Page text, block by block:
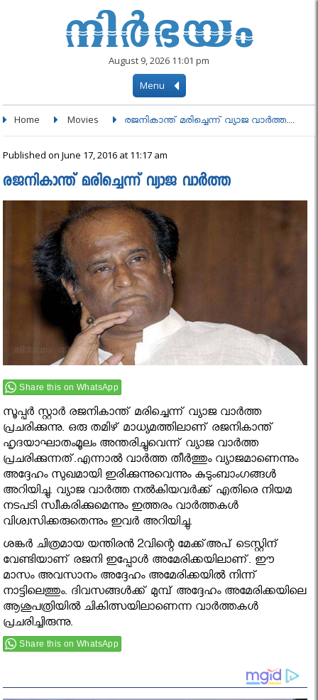
August 9, 2026 11:01 pm
Menu
Home Movies രജനികാന്ത് മരിച്ചെന്ന് വ്യാജ വാര്‍ത്ത....
Published on June 17, 2016 at 11:17 am
രജനികാന്ത് മരിച്ചെന്ന് വ്യാജ വാര്‍ത്ത
Share this on WhatsApp
സൂപ്പര്‍ സ്റ്റാര്‍ രജനികാന്ത് മരിച്ചെന്ന് വ്യാജ വാര്‍ത്ത
പ്രചരിക്കുന്നു. ഒരു തമിഴ് മാധ്യമത്തിലാണ് രജനികാന്ത്
ഹൃദയാഘാതംമൂലം അന്തരിച്ചുവെന്ന് വ്യാജ വാര്‍ത്ത
പ്രചരിക്കുന്നത്.എന്നാൽ വാർത്ത തീർത്തും വ്യാജമാണെന്നും
അദ്ദേഹം സുഖമായി ഇരിക്കുന്നുവെന്നും കുടുംബാംഗങ്ങൾ
അറിയിച്ചു. വ്യാജ വാര്‍ത്ത നല്‍കിയവര്‍ക്ക് എതിരെ നിയമ
നടപടി സ്വീകരിക്കുമെന്നും ഇത്തരം വാര്‍ത്തകള്‍
വിശ്വസിക്കരുതെന്നും ഇവര്‍ അറിയിച്ചു.
ശങ്കർ ചിത്രമായ യന്തിരൻ 2വിന്റെ മേക്ക്അപ് ടെസ്റ്റിന്
വേണ്ടിയാണ് രജനി ഇപ്പോള്‍ അമേരിക്കയിലാണ്. ഈ
മാസം അവസാനം അദ്ദേഹം അമേരിക്കയിൽ നിന്ന്
നാട്ടിലെത്തും. ദിവസങ്ങള്‍ക്ക് മുമ്പ് അദ്ദേഹം അമേരിക്കയിലെ
ആശുപത്രിയില്‍ ചികിത്സയിലാണെന്ന വാര്‍ത്തകള്‍
പ്രചരിച്ചിരുന്നു.
Share this on WhatsApp